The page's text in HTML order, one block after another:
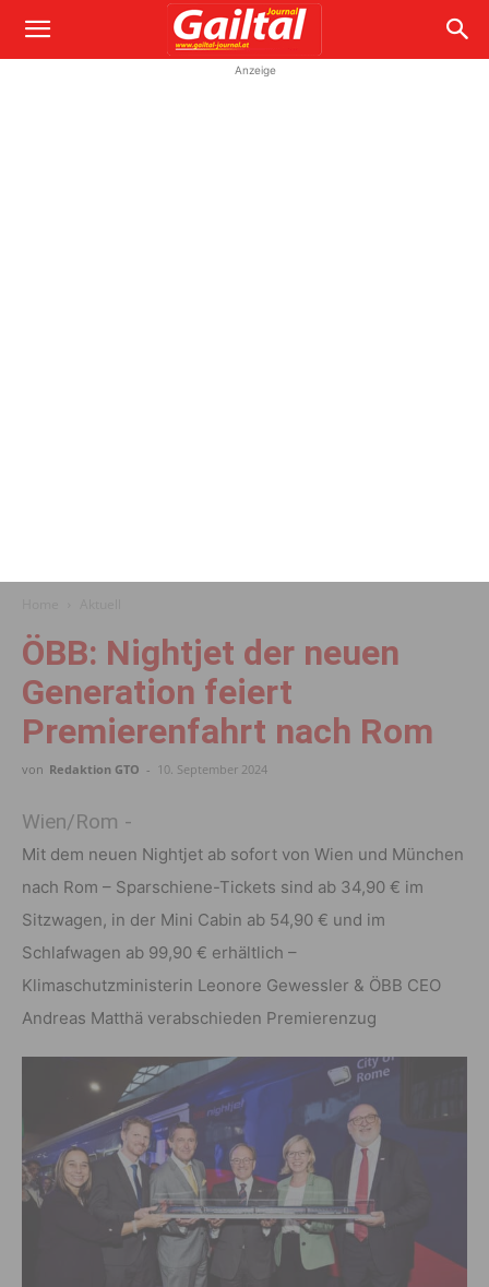
Anzeige
ÖBB: Nightjet der neuen
Generation feiert
Premierenfahrt nach Rom
von Redaktion GTO - 10. September 2024
Wien/Rom -
Mit dem neuen Nightjet ab sofort von Wien und München
nach Rom – Sparschiene-Tickets sind ab 34,90 € im
Sitzwagen, in der Mini Cabin ab 54,90 € und im
Schlafwagen ab 99,90 € erhältlich –
Klimaschutzministerin Leonore Gewessler & ÖBB CEO
Andreas Matthä verabschieden Premierenzug